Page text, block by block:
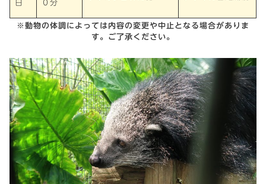
日
０分
※動物の体調によっては内容の変更や中止となる場合がありま
す。ご了承ください。